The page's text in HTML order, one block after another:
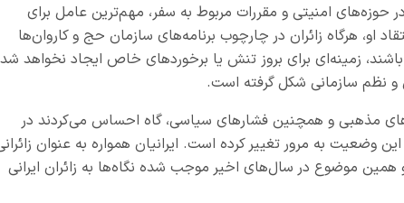
حوزه‌های امنیتی و مقررات مربوط به سفر، مهم‌ترین عامل برای
او، هرگاه زائران در چارچوب برنامه‌های سازمان حج و کاروان‌ها
زمینه‌ای برای بروز تنش یا برخوردهای خاص ایجاد نخواهد
و نظم سازمانی شکل گرفته است.
مذهبی و همچنین فشارهای سیاسی، گاه احساس می‌کردند در
وضعیت به مرور تغییر کرده است. ایرانیان همواره به عنوان
همین موضوع در سال‌های اخیر موجب شده نگاه‌ها به زائران ایرانی